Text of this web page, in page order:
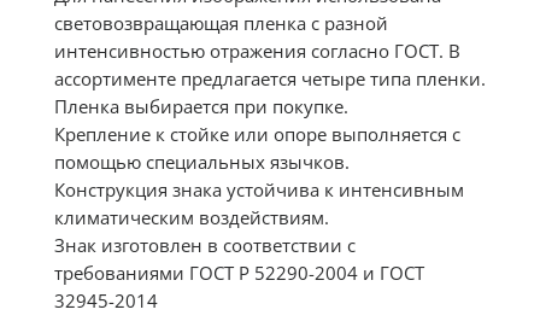
световозвращающая пленка с разной
интенсивностью отражения согласно ГОСТ. В
ассортименте предлагается четыре типа пленки.
Пленка выбирается при покупке.
Крепление к стойке или опоре выполняется с
помощью специальных язычков.
Конструкция знака устойчива к интенсивным
климатическим воздействиям.
Знак изготовлен в соответствии с
требованиями ГОСТ Р 52290-2004 и ГОСТ
32945-2014